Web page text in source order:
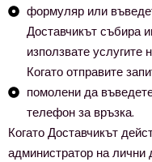
формуляр или
Доставчикът събира
използвате услугите
Когато отправите
помолени да
телефон за връзка.
Когато Доставчикът
администратор на лични